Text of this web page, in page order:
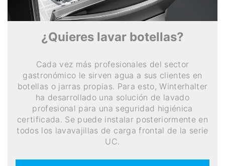
¿Quieres lavar botellas?
Cada vez más profesionales del sector
gastronómico le sirven agua a sus clientes en
botellas o jarras propias. Para esto, Winterhalter
ha desarrollado una solución de lavado
profesional para una seguridad higiénica
certificada. Se puede instalar posteriormente en
todos los lavavajillas de carga frontal de la serie
UC.